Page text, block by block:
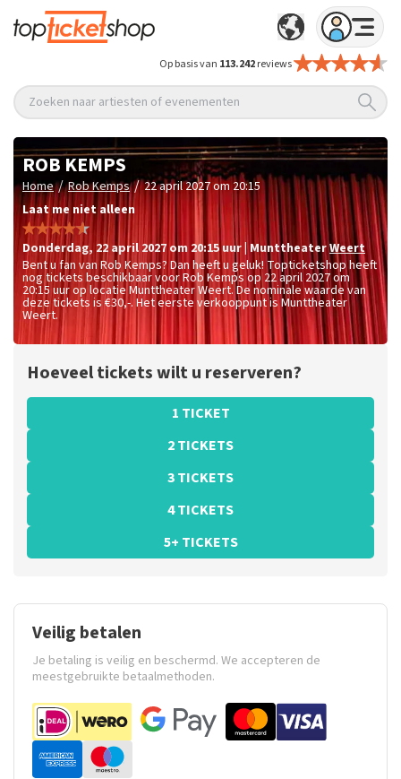
Op basis van 113.242reviews
Zoeken naar artiesten of evenementen
ROB KEMPS
Home / Rob Kemps / 22 april 2027 om 20:15
Laat me niet alleen
donderdag, 22 april 2027 om 20:15 uur |MunttheaterWeert
Bent u fan van Rob Kemps? Dan heeft u geluk! Topticketshop heeft
nog tickets beschikbaar voor Rob Kemps op 22 april 2027 om
20:15 uur op locatie Munttheater Weert. De nominale waarde van
deze tickets is€30,-. Het eerste verkooppunt is Munttheater
Weert.
Hoeveel tickets wilt u reserveren?
1 TICKET
2 TICKETS
3 TICKETS
4 TICKETS
5+ TICKETS
Veilig betalen
Je betaling is veilig en beschermd. We accepteren de
meestgebruikte betaalmethoden.